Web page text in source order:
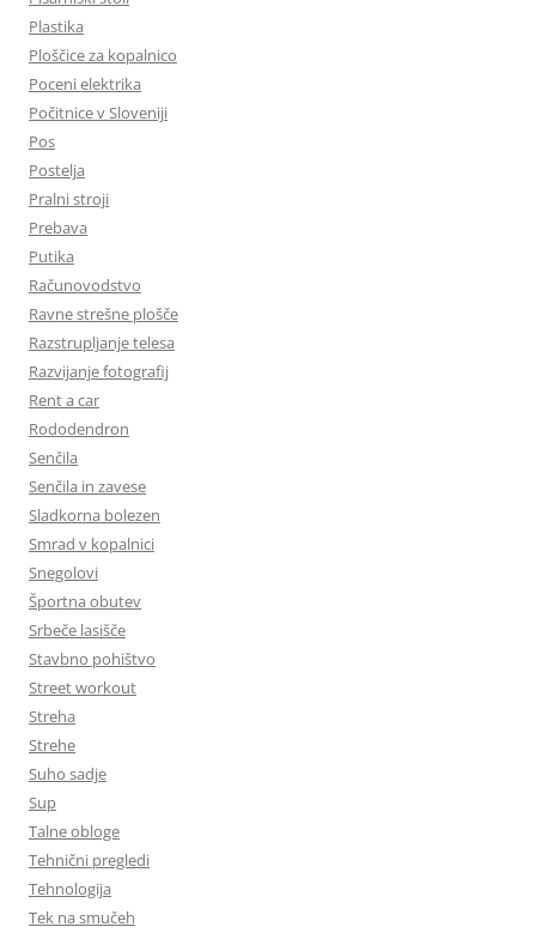
Plastika
Ploščice za kopalnico
Poceni elektrika
Počitnice v Sloveniji
Pos
Postelja
Pralni stroji
Prebava
Putika
Računovodstvo
Ravne strešne plošče
Razstrupljanje telesa
Razvijanje fotografij
Rent a car
Rododendron
Senčila
Senčila in zavese
Sladkorna bolezen
Smrad v kopalnici
Snegolovi
Športna obutev
Srbeče lasišče
Stavbno pohištvo
Street workout
Streha
Strehe
Suho sadje
Sup
Talne obloge
Tehnični pregledi
Tehnologija
Tek na smučeh